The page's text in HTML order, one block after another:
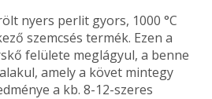
nyers perlit gyors, 1000 °C
szemcsés termék. Ezen a
felülete meglágyul, a benne
amely a követ mintegy
a kb. 8-12-szeres